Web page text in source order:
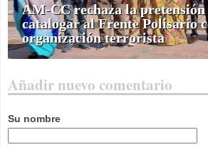
AM-CC rechaza la pretensión
catalogar al Frente Polisario
organización terrorista
Añadir nuevo comentario
Su nombre